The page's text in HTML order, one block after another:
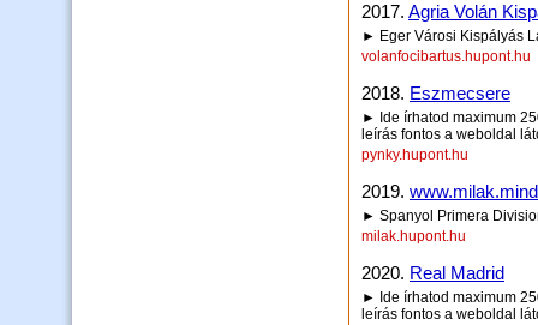
2017. Agria Volán
► Eger Városi Kispályás
volanfocibartus.hupont.hu
2018. Eszmecsere
► Ide írhatod maximum
leírás fontos a weboldal
pynky.hupont.hu
2019.
► Spanyol Primera
milak.hupont.hu
2020. Real Madrid
► Ide írhatod maximum
leírás fontos a weboldal